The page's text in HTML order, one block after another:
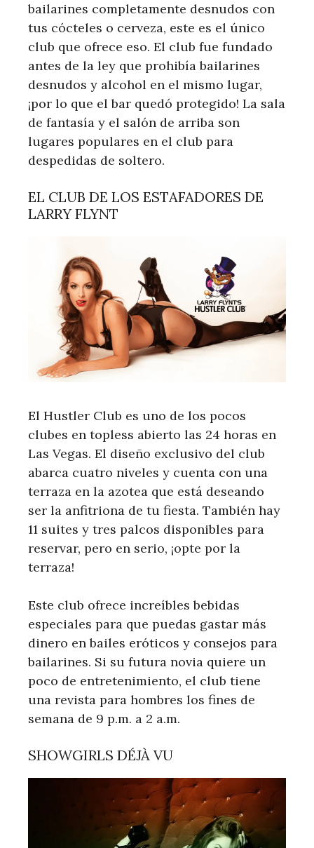
bailarines completamente desnudos con
tus cócteles o cerveza, este es el único
club que ofrece eso. El club fue fundado
antes de la ley que prohibía bailarines
desnudos y alcohol en el mismo lugar,
¡por lo que el bar quedó protegido! La sala
de fantasía y el salón de arriba son
lugares populares en el club para
despedidas de soltero.
EL CLUB DE LOS ESTAFADORES DE
LARRY FLYNT
El Hustler Club es uno de los pocos
clubes en topless abierto las 24 horas en
Las Vegas. El diseño exclusivo del club
abarca cuatro niveles y cuenta con una
terraza en la azotea que está deseando
ser la anfitriona de tu fiesta. También hay
11 suites y tres palcos disponibles para
reservar, pero en serio, ¡opte por la
terraza!
Este club ofrece increíbles bebidas
especiales para que puedas gastar más
dinero en bailes eróticos y consejos para
bailarines. Si su futura novia quiere un
poco de entretenimiento, el club tiene
una revista para hombres los fines de
semana de 9 p.m. a 2 a.m.
SHOWGIRLS DÉJÀ VU